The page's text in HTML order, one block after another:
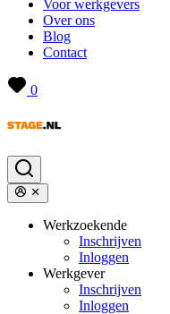
Voor werkgevers
Over ons
Blog
Contact
0
Werkzoekende
Inschrijven
Inloggen
Werkgever
Inschrijven
Inloggen